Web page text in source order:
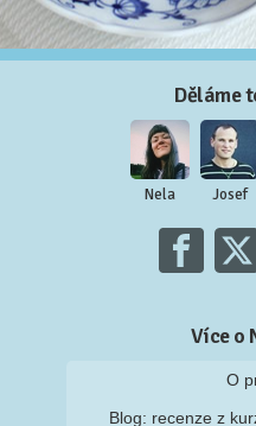
Děláme
Nela Josef
Více o
O
Blog: recenze z